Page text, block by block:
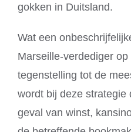
gokken in Duitsland.
Wat een
Marseille-verdediger
tegenstelling tot de
wordt bij deze strategie
geval van winst,